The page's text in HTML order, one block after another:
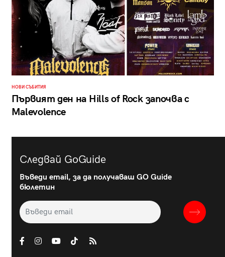
НОВИ СЪБИТИЯ
Първият ден на Hills of Rock започва с
Malevolence
Следвай GoGuide
Въведи email, за да получаваш GO Guide
бюлетин